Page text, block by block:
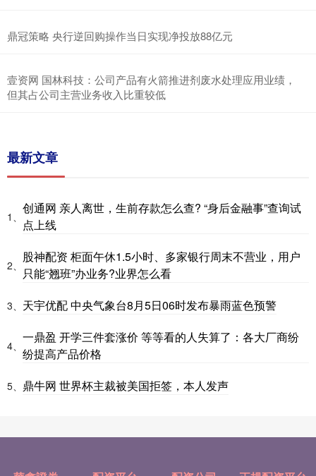
鼎冠策略 央行逆回购操作当日实现净投放88亿元
壹资网 国林科技：公司产品有火箭推进剂废水处理应用业绩，
但其占公司主营业务收入比重较低
最新文章
1、
创通网 亲人离世，生前存款怎么查? “身后金融事”查询试
点上线
2、
股神配资 柜面午休1.5小时、多家银行周末不营业，用户
只能“翘班”办业务?业界怎么看
3、 天宇优配 中央气象台8月5日06时发布暴雨蓝色预警
4、
一鼎盈 开学三件套涨价 等等看的人失算了：各大厂商纷
纷提高产品价格
5、 鼎牛网 世界杯主裁被美国拒签，本人发声